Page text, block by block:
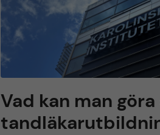
Vad kan man